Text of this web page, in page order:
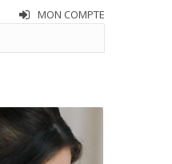
MON COMPTE